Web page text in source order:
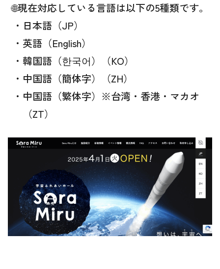
🌐現在対応している言語は以下の5種類です。
・ 日本語（JP）
・ 英語（English）
・ 韓国語（한국어）（KO）
・ 中国語（簡体字）（ZH）
・ 中国語（繁体字）※台湾・香港・マカオ
（ZT）